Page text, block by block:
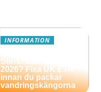
INFORMATION
Storbritannien
2026? Fixa UK ETA
innan du packar
vandringskängorna